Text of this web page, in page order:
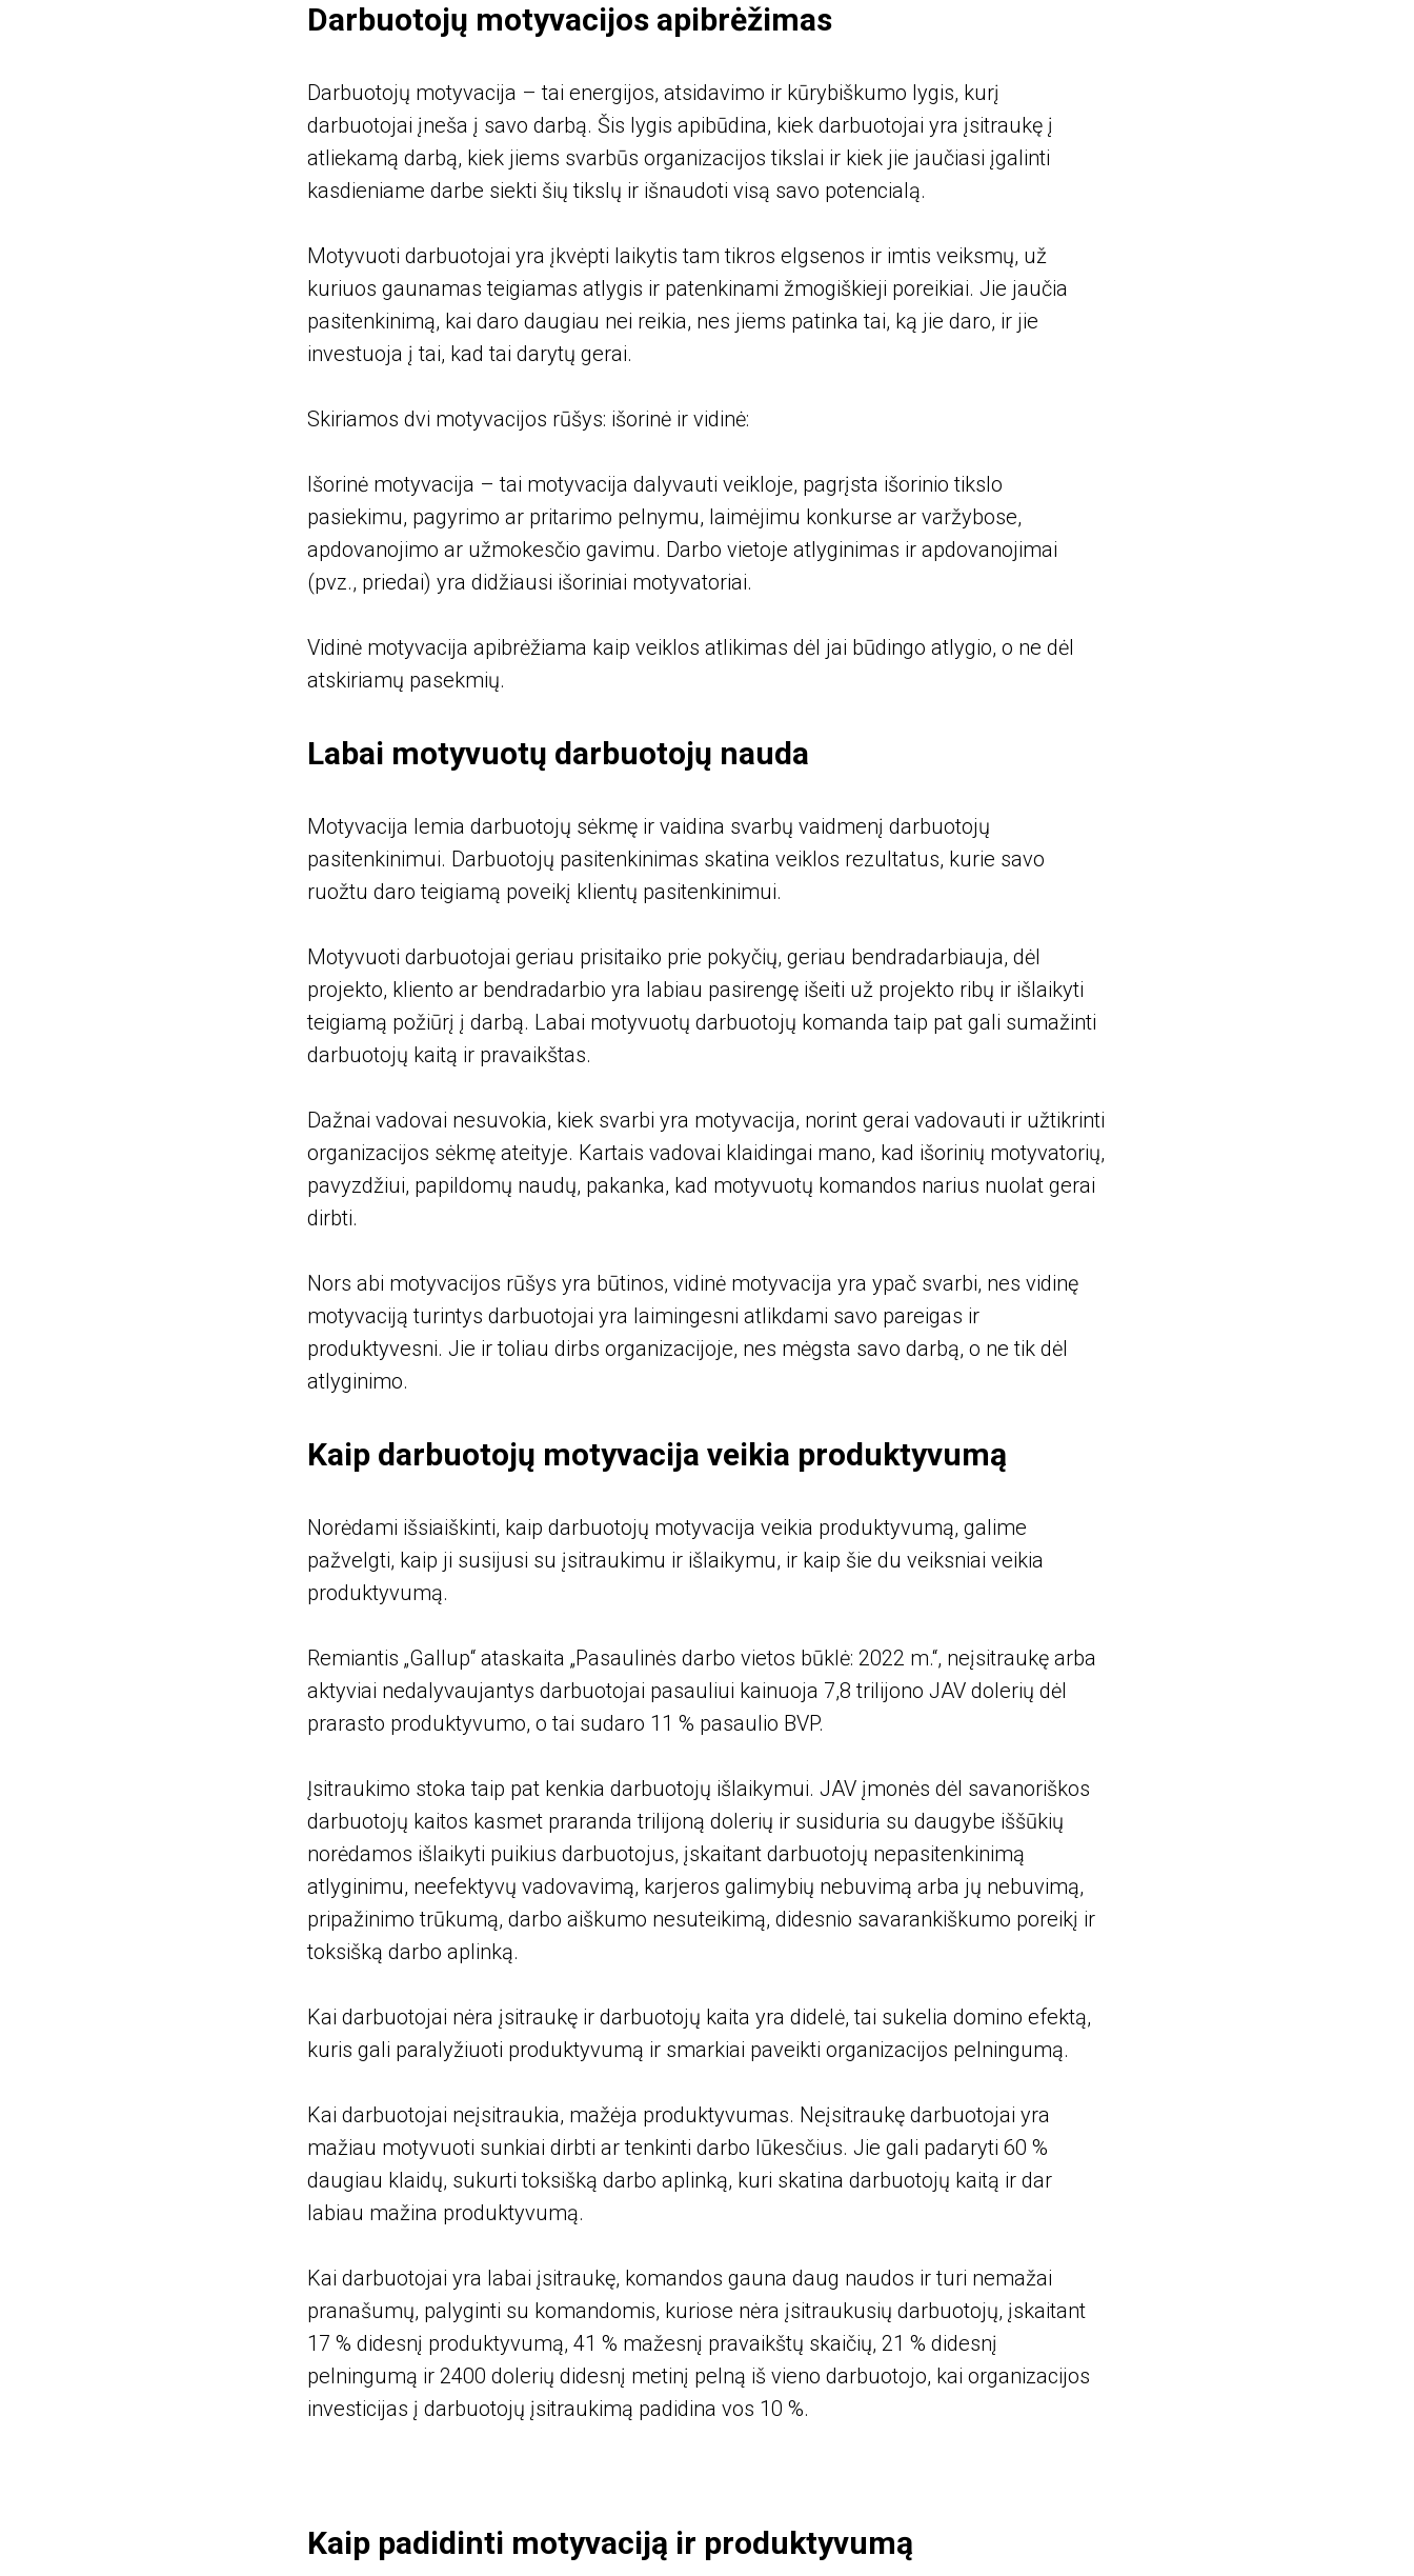
Darbuotojų motyvacijos apibrėžimas
Darbuotojų motyvacija – tai energijos, atsidavimo ir kūrybiškumo lygis, kurį
darbuotojai įneša į savo darbą. Šis lygis apibūdina, kiek darbuotojai yra įsitraukę į
atliekamą darbą, kiek jiems svarbūs organizacijos tikslai ir kiek jie jaučiasi įgalinti
kasdieniame darbe siekti šių tikslų ir išnaudoti visą savo potencialą.
Motyvuoti darbuotojai yra įkvėpti laikytis tam tikros elgsenos ir imtis veiksmų, už
kuriuos gaunamas teigiamas atlygis ir patenkinami žmogiškieji poreikiai. Jie jaučia
pasitenkinimą, kai daro daugiau nei reikia, nes jiems patinka tai, ką jie daro, ir jie
investuoja į tai, kad tai darytų gerai.
Skiriamos dvi motyvacijos rūšys: išorinė ir vidinė:
Išorinė motyvacija – tai motyvacija dalyvauti veikloje, pagrįsta išorinio tikslo
pasiekimu, pagyrimo ar pritarimo pelnymu, laimėjimu konkurse ar varžybose,
apdovanojimo ar užmokesčio gavimu. Darbo vietoje atlyginimas ir apdovanojimai
(pvz., priedai) yra didžiausi išoriniai motyvatoriai.
Vidinė motyvacija apibrėžiama kaip veiklos atlikimas dėl jai būdingo atlygio, o ne dėl
atskiriamų pasekmių.
Labai motyvuotų darbuotojų nauda
Motyvacija lemia darbuotojų sėkmę ir vaidina svarbų vaidmenį darbuotojų
pasitenkinimui. Darbuotojų pasitenkinimas skatina veiklos rezultatus, kurie savo
ruožtu daro teigiamą poveikį klientų pasitenkinimui.
Motyvuoti darbuotojai geriau prisitaiko prie pokyčių, geriau bendradarbiauja, dėl
projekto, kliento ar bendradarbio yra labiau pasirengę išeiti už projekto ribų ir išlaikyti
teigiamą požiūrį į darbą. Labai motyvuotų darbuotojų komanda taip pat gali sumažinti
darbuotojų kaitą ir pravaikštas.
Dažnai vadovai nesuvokia, kiek svarbi yra motyvacija, norint gerai vadovauti ir užtikrinti
organizacijos sėkmę ateityje. Kartais vadovai klaidingai mano, kad išorinių motyvatorių,
pavyzdžiui, papildomų naudų, pakanka, kad motyvuotų komandos narius nuolat gerai
dirbti.
Nors abi motyvacijos rūšys yra būtinos, vidinė motyvacija yra ypač svarbi, nes vidinę
motyvaciją turintys darbuotojai yra laimingesni atlikdami savo pareigas ir
produktyvesni. Jie ir toliau dirbs organizacijoje, nes mėgsta savo darbą, o ne tik dėl
atlyginimo.
Kaip darbuotojų motyvacija veikia produktyvumą
Norėdami išsiaiškinti, kaip darbuotojų motyvacija veikia produktyvumą, galime
pažvelgti, kaip ji susijusi su įsitraukimu ir išlaikymu, ir kaip šie du veiksniai veikia
produktyvumą.
Remiantis „Gallup“ ataskaita „Pasaulinės darbo vietos būklė: 2022 m.“, neįsitraukę arba
aktyviai nedalyvaujantys darbuotojai pasauliui kainuoja 7,8 trilijono JAV dolerių dėl
prarasto produktyvumo, o tai sudaro 11 % pasaulio BVP.
Įsitraukimo stoka taip pat kenkia darbuotojų išlaikymui. JAV įmonės dėl savanoriškos
darbuotojų kaitos kasmet praranda trilijoną dolerių ir susiduria su daugybe iššūkių
norėdamos išlaikyti puikius darbuotojus, įskaitant darbuotojų nepasitenkinimą
atlyginimu, neefektyvų vadovavimą, karjeros galimybių nebuvimą arba jų nebuvimą,
pripažinimo trūkumą, darbo aiškumo nesuteikimą, didesnio savarankiškumo poreikį ir
toksišką darbo aplinką.
Kai darbuotojai nėra įsitraukę ir darbuotojų kaita yra didelė, tai sukelia domino efektą,
kuris gali paralyžiuoti produktyvumą ir smarkiai paveikti organizacijos pelningumą.
Kai darbuotojai neįsitraukia, mažėja produktyvumas. Neįsitraukę darbuotojai yra
mažiau motyvuoti sunkiai dirbti ar tenkinti darbo lūkesčius. Jie gali padaryti 60 %
daugiau klaidų, sukurti toksišką darbo aplinką, kuri skatina darbuotojų kaitą ir dar
labiau mažina produktyvumą.
Kai darbuotojai yra labai įsitraukę, komandos gauna daug naudos ir turi nemažai
pranašumų, palyginti su komandomis, kuriose nėra įsitraukusių darbuotojų, įskaitant
17 % didesnį produktyvumą, 41 % mažesnį pravaikštų skaičių, 21 % didesnį
pelningumą ir 2400 dolerių didesnį metinį pelną iš vieno darbuotojo, kai organizacijos
investicijas į darbuotojų įsitraukimą padidina vos 10 %.
Kaip padidinti motyvaciją ir produktyvumą